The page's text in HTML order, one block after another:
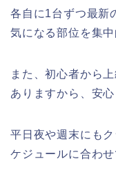
各自に1台ずつ最新
気になる部位を集
また、初心者から
ありますから、安
平日夜や週末にも
ケジュールに合わ